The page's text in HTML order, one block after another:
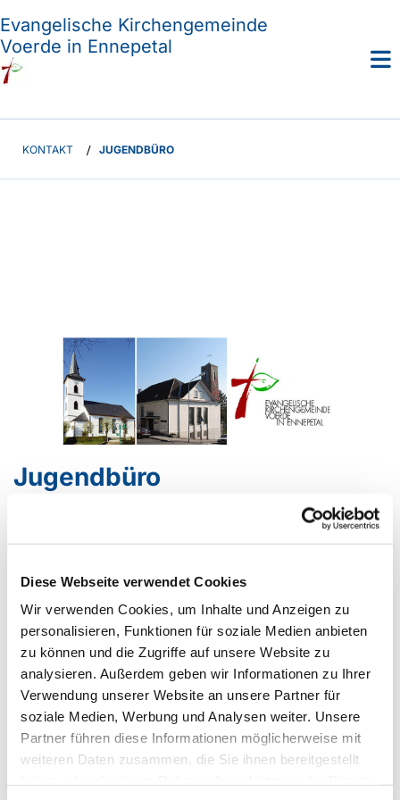
Diese Webseite verwendet Cookies
Wir verwenden Cookies, um Inhalte und Anzeigen zu
personalisieren, Funktionen für soziale Medien anbieten
zu können und die Zugriffe auf unsere Website zu
analysieren. Außerdem geben wir Informationen zu Ihrer
Verwendung unserer Website an unsere Partner für
soziale Medien, Werbung und Analysen weiter. Unsere
Partner führen diese Informationen möglicherweise mit
weiteren Daten zusammen, die Sie ihnen bereitgestellt
Evangelische Kirchengemeinde
Voerde in Ennepetal
KONTAKT / JUGENDBÜRO
Jugendbüro
Diakonin,
Sozialarbeiterin
Ev. Kirche Voerde
Milsper Straße 3
58256 Ennepetal
02333/2919
0174/7685991
(Jugendreferentin)